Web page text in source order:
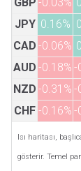
JPY 0.16%
CAD -0.06%
AUD -0.18% -
NZD -0.31% -
CHF -0.16% -
Isı haritası,
gösterir. Temel